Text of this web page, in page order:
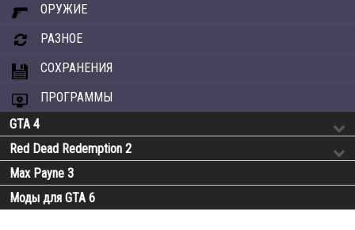
ОРУЖИЕ
РАЗНОЕ
СОХРАНЕНИЯ
ПРОГРАММЫ
GTA 4
Red Dead Redemption 2
Max Payne 3
Моды для GTA 6